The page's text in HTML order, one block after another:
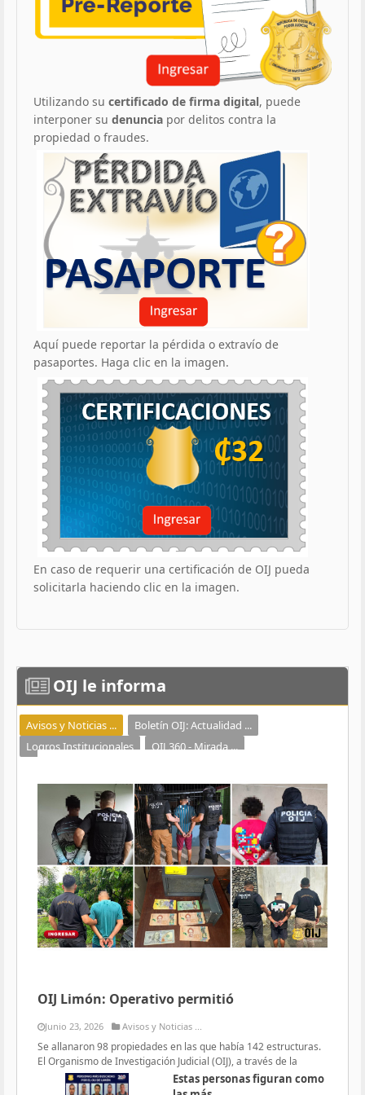
Utilizando su certificado de firma digital, puede
interponer su denuncia por delitos contra la
propiedad o fraudes.
Aquí puede reportar la pérdida o extravío de
pasaportes. Haga clic en la imagen.
En caso de requerir una certificación de OIJ pueda
solicitarla haciendo clic en la imagen.
OIJ le informa
Avisos y Noticias ...
Boletín OIJ: Actualidad ...
Logros Institucionales
OIJ 360 - Mirada ...
OIJ Limón: Operativo permitió
Junio 23, 2026 Avisos y Noticias ...
Se allanaron 98 propiedades en las que había 142 estructuras.
El Organismo de Investigación Judicial (OIJ), a través de la
Estas personas figuran como